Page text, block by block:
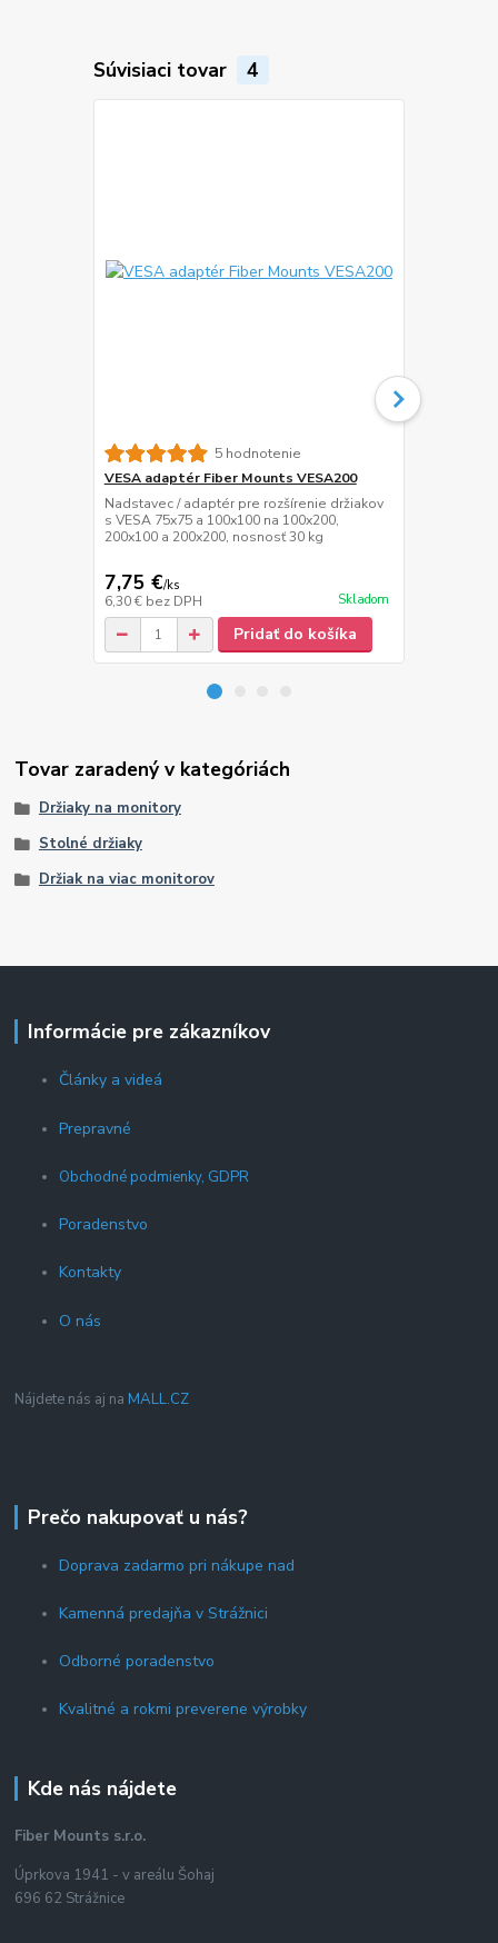
Súvisiaci tovar 4
5 hodnotenie
VESA adaptér Fiber Mounts VESA200
Nadstavec / adaptér pre rozšírenie držiakov
s VESA 75x75 a 100x100 na 100x200,
200x100 a 200x200, nosnosť 30 kg
7,75 €/ks
6,30 € bez DPH Skladom
Pridať do košíka
Tovar zaradený v kategóriách
Držiaky na monitory
Stolné držiaky
Držiak na viac monitorov
Informácie pre zákazníkov
Články a videá
Prepravné
Obchodné podmienky, GDPR
Poradenstvo
Kontakty
O nás
Nájdete nás aj na MALL.CZ
Prečo nakupovať u nás?
Doprava zadarmo pri nákupe nad
Kamenná predajňa v Strážnici
Odborné poradenstvo
Kvalitné a rokmi preverene výrobky
Kde nás nájdete
Fiber Mounts s.r.o.
Úprkova 1941 - v areálu Šohaj
696 62 Strážnice